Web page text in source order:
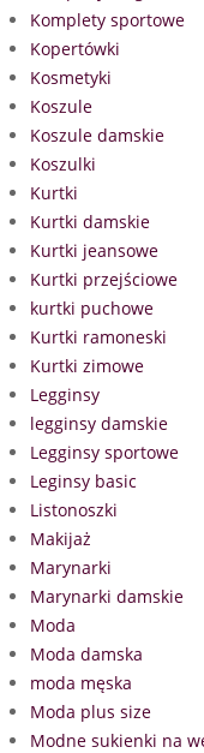
Komplety sportowe
Kopertówki
Kosmetyki
Koszule
Koszule damskie
Koszulki
Kurtki
Kurtki damskie
Kurtki jeansowe
Kurtki przejściowe
kurtki puchowe
Kurtki ramoneski
Kurtki zimowe
Legginsy
legginsy damskie
Legginsy sportowe
Leginsy basic
Listonoszki
Makijaż
Marynarki
Marynarki damskie
Moda
Moda damska
moda męska
Moda plus size
Modne sukienki na